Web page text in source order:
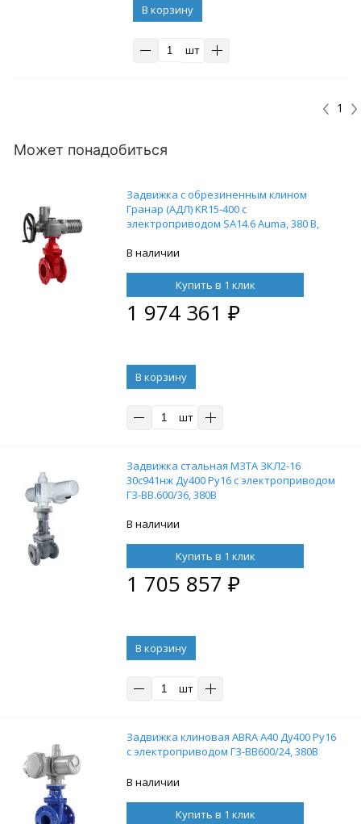
В корзину
шт
1
Может понадобиться
Задвижка с обрезиненным клином
Гранар (АДЛ) KR15-400 с
электроприводом SA14.6 Auma, 380 В,
высокопрочный чугун
В наличии
Купить в 1 клик
1 974 361 ₽
В корзину
шт
Задвижка стальная МЗТА ЗКЛ2-16
30с941нж Ду400 Ру16 с электроприводом
ГЗ-ВВ.600/36, 380В
В наличии
Купить в 1 клик
1 705 857 ₽
В корзину
шт
Задвижка клиновая ABRA A40 Ду400 Ру16
с электроприводом ГЗ-ВВ600/24, 380В
В наличии
Купить в 1 клик